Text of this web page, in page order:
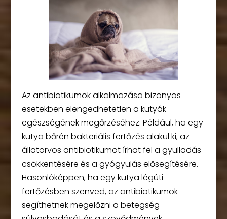
Az antibiotikumok alkalmazása bizonyos
esetekben elengedhetetlen a kutyák
egészségének megőrzéséhez. Például, ha egy
kutya bőrén bakteriális fertőzés alakul ki, az
állatorvos antibiotikumot írhat fel a gyulladás
csökkentésére és a gyógyulás elősegítésére.
Hasonlóképpen, ha egy kutya légúti
fertőzésben szenved, az antibiotikumok
segíthetnek megelőzni a betegség